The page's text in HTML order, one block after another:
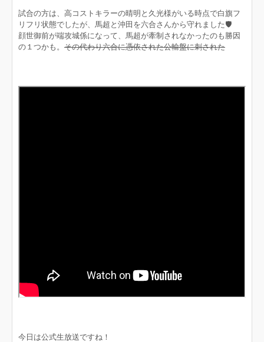
試合の方は、高コストキラーの晴明と久光様がいる時点で白旗フ
リフリ状態でしたが、馬超と沖田を六合さんから守れました🛡
顔世御前が端攻城係になって、馬超が牽制されなかったのも勝因
の１つかも。 その代わり六合に憑依された公輸盤に刺された
今日は公式生放送ですね！